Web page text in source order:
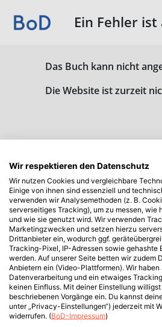
Ein Fehler
Das Buch kann nicht
Die Website ist zurzeit
Wir respektieren den Datenschutz
Wir nutzen Cookies und vergleichbare
Einige von ihnen sind essenziell und
verwenden wir Analysemethoden (z. B.
serverseitiges Tracking), um zu messen, wie
und wie sie genutzt wird. Wir verwenden
Marketingzwecken und setzen hierzu
Drittanbieter ein, wodurch ggf.
Tracking-Pixel, IP-Adressen sowie
werden. Auf unserer Seite betten wir zudem
Anbietern ein (Video-Plattformen). Wir
Datenverarbeitung und ein etwaiges
keinen Einfluss. Mit deiner Einstellung
beschriebenen Vorgänge ein. Du kannst
unter „Privacy-Einstellungen“) jederzeit mit
widerrufen. (BoD-Impressum)